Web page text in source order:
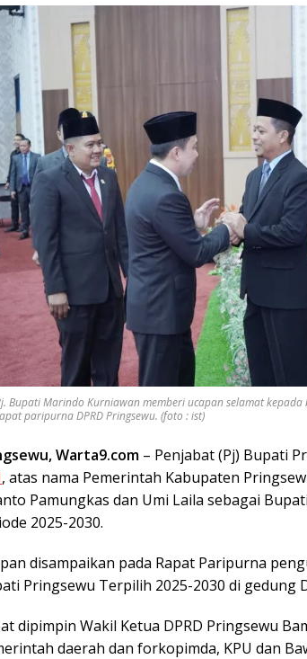
Bupati Marindo Kurniawan memberi ucapan selamat
paripurna DPRD Pringsewu. (foto : ist)
Warta9.com – Penjabat (Pj) Bupati
, atas nama Pemerintah Kabupaten
Pamungkas dan Umi Laila sebagai
2025-2030.
disampaikan pada Rapat Paripurna
Pringsewu Terpilih 2025-2030 di gedung
dipimpin Wakil Ketua DPRD Pringsewu
daerah dan forkopimda, KPU dan